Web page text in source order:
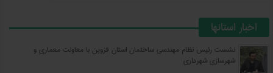
اخبار استانها
نشست رئیس نظام مهندسی ساختمان استان قزوین با معاونت معماری و
شهرسازی شهرداری